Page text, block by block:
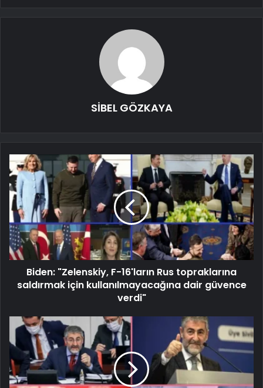
SİBEL GÖZKAYA
Biden: "Zelenskiy, F-16'ların Rus topraklarına
saldırmak için kullanılmayacağına dair güvence
verdi"